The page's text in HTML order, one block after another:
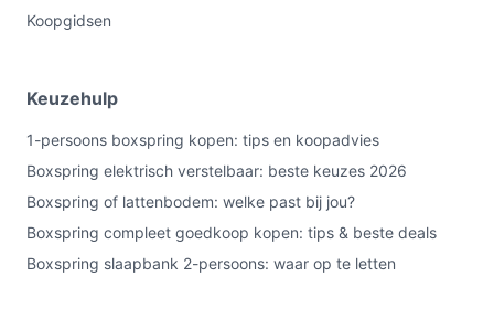
Koopgidsen
Keuzehulp
1-persoons boxspring kopen: tips en koopadvies
Boxspring elektrisch verstelbaar: beste keuzes 2026
Boxspring of lattenbodem: welke past bij jou?
Boxspring compleet goedkoop kopen: tips & beste deals
Boxspring slaapbank 2-persoons: waar op te letten